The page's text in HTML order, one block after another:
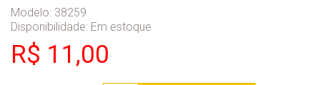
Modelo: 38259
Disponibilidade: Em estoque
R$ 11,00